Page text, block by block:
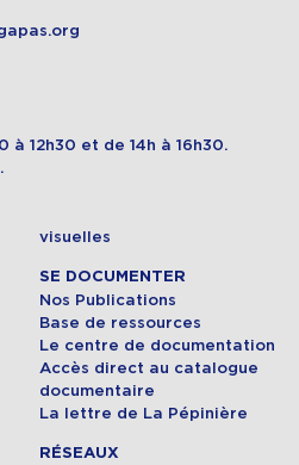
à 12h30 et de 14h à 16h30.
visuelles
SE DOCUMENTER
Nos Publications
Base de ressources
Le centre de documentation
Accès direct au catalogue
documentaire
La lettre de La Pépinière
RÉSEAUX